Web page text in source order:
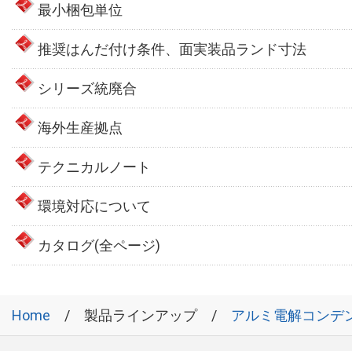
最小梱包単位
推奨はんだ付け条件、面実装品ランド寸法
シリーズ統廃合
海外生産拠点
テクニカルノート
環境対応について
カタログ(全ページ)
Home 製品ラインアップ アルミ電解コンデ